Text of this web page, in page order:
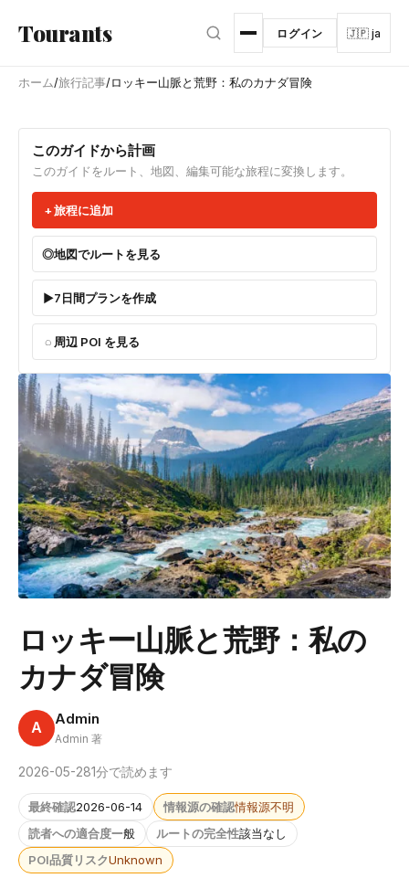
Tourants ログイン 🇯🇵 ja
ホーム/旅行記事/ロッキー山脈と荒野：私のカナダ冒険
このガイドから計画
このガイドをルート、地図、編集可能な旅程に変換します。
旅程に追加
地図でルートを見る
7日間プランを作成
周辺 POI を見る
ロッキー山脈と荒野：私の
カナダ冒険
A Admin
Admin 著
2026-05-281分で読めます
最終確認2026-06-14 情報源の確認情報源不明
読者への適合度一般 ルートの完全性該当なし
POI品質リスクUnknown